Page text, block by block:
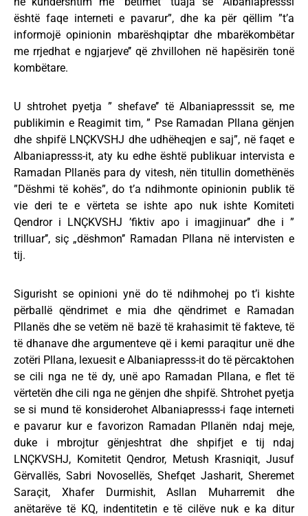
është faqe interneti e pavarur”, dhe ka për qëllim ”t’a
informojë opinionin mbarëshqiptar dhe mbarëkombëtar
me rrjedhat e ngjarjeve’’ që zhvillohen në hapësirën tonë
kombëtare.
U shtrohet pyetja ” shefave’’ të Albaniapresssit se, me
publikimin e Reagimit tim, ” Pse Ramadan Pllana gënjen
dhe shpifë LNÇKVSHJ dhe udhëheqjen e saj”, në faqet e
Albaniapresss-it, aty ku edhe është publikuar intervista e
Ramadan Pllanës para dy vitesh, nën titullin domethënës
”Dëshmi të kohës”, do t’a ndihmonte opinionin publik të
vie deri te e vërteta se ishte apo nuk ishte Komiteti
Qendror i LNÇKVSHJ ’fiktiv apo i imagjinuar’’ dhe i ”
trilluar’’, siç „dëshmon’’ Ramadan Pllana në intervisten e
tij.
Sigurisht se opinioni ynë do të ndihmohej po t’i kishte
përballë qëndrimet e mia dhe qëndrimet e Ramadan
Pllanës dhe se vetëm në bazë të krahasimit të fakteve, të
të dhanave dhe argumenteve që i kemi paraqitur unë dhe
zotëri Pllana, lexuesit e Albaniapresss-it do të përcaktohen
se cili nga ne të dy, unë apo Ramadan Pllana, e flet të
vërtetën dhe cili nga ne gënjen dhe shpifë. Shtrohet pyetja
se si mund të konsiderohet Albaniapresss-i faqe interneti
e pavarur kur e favorizon Ramadan Pllanën ndaj meje,
duke i mbrojtur gënjeshtrat dhe shpifjet e tij ndaj
LNÇKVSHJ, Komitetit Qendror, Metush Krasniqit, Jusuf
Gërvallës, Sabri Novosellës, Shefqet Jasharit, Sheremet
Saraçit, Xhafer Durmishit, Asllan Muharremit dhe
anëtarëve të KQ, indentitetin e të cilëve nuk e ka ditur